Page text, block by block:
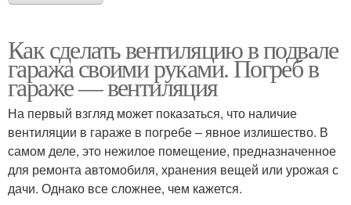
Как сделать вентиляцию в подвале
гаража своими руками. Погреб в
гараже — вентиляция
На первый взгляд может показаться, что наличие
вентиляции в гараже в погребе – явное излишество. В
самом деле, это нежилое помещение, предназначенное
для ремонта автомобиля, хранения вещей или урожая с
дачи. Однако все сложнее, чем кажется.